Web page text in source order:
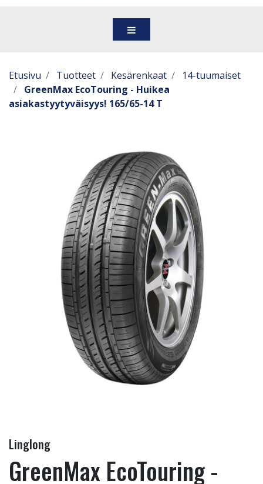
Etusivu Tuotteet Kesärenkaat
14-tuumaiset
GreenMax EcoTouring - Huikea
asiakastyytyväisyys! 165/65-14 T
Linglong
GreenMax EcoTouring -